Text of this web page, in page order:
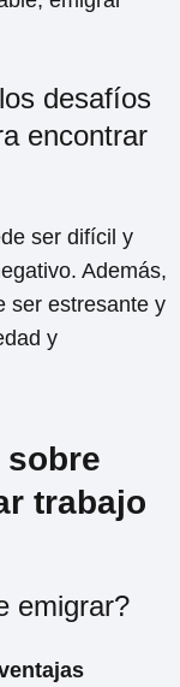
desafíos
encontrar
ser difícil y
Además,
ser estresante y
y
sobre
trabajo
emigrar?